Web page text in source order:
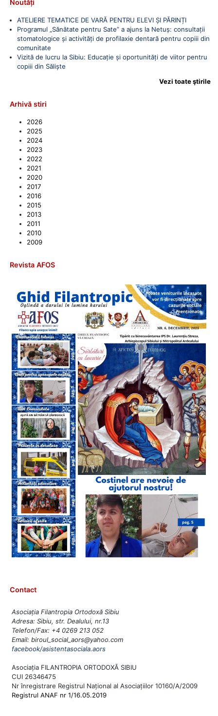
Noutăți
ATELIERE TEMATICE DE VARĂ PENTRU ELEVI ȘI PĂRINȚI
Programul „Sănătate pentru Sate” a ajuns la Netuș: consultații
stomatologice și activități de profilaxie dentară pentru copiii din
comunitate
Vizită de lucru la Sibiu: Educație și oportunități de viitor pentru
copiii din Săliște
Vezi toate ştirile
Arhivă stiri
2026
2025
2024
2023
2022
2021
2020
2017
2016
2015
2013
2011
2010
2009
Revista AFOS
Contact
Asociația Filantropia Ortodoxă Sibiu
Adresa: Sibiu, str. Dealului, nr.13
Telefon/Fax: +4 0269 213 052
Email: biroul_social_aors@yahoo.com
facebook/asistentasociala.aors
Asociația FILANTROPIA ORTODOXĂ SIBIU
CUI 26346475
Nr înregistrare Registrul Național al Asociațiilor 10160/A/2009
Registrul ANAF nr 1/16.05.2019